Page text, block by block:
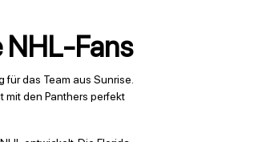
NHL-Fans
das Team aus Sunrise.
mit den Panthers perfekt